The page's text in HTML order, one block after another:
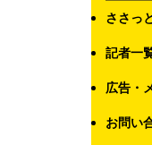
ささっ
記者一
広告・
お問い